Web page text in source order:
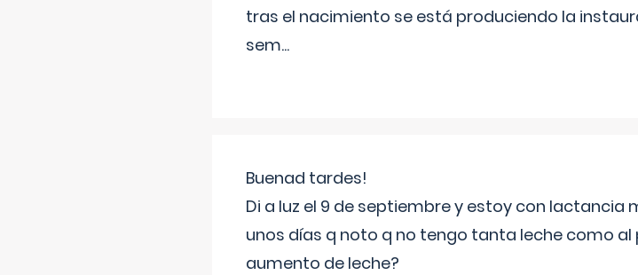
tras el nacimiento se está produciendo la
sem...
Buenad tardes!
Di a luz el 9 de septiembre y estoy con
unos días q noto q no tengo tanta leche como al
aumento de leche?